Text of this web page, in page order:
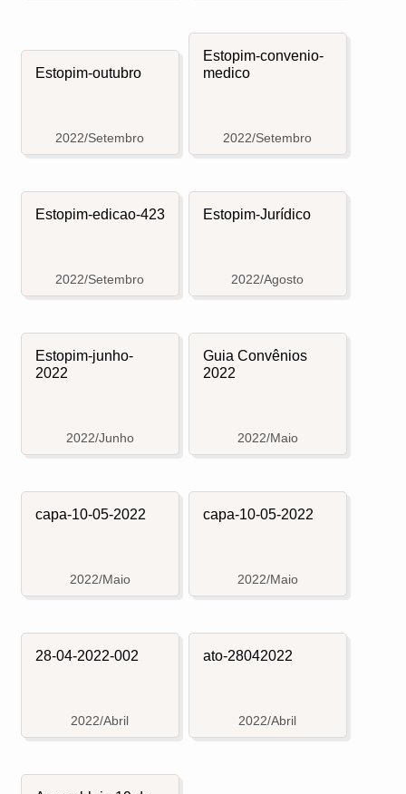
Estopim-outubro
2022/Setembro
Estopim-convenio-
medico
2022/Setembro
Estopim-edicao-423
2022/Setembro
Estopim-Jurídico
2022/Agosto
Estopim-junho-
2022
2022/Junho
Guia Convênios
2022
2022/Maio
capa-10-05-2022
2022/Maio
capa-10-05-2022
2022/Maio
28-04-2022-002
2022/Abril
ato-28042022
2022/Abril